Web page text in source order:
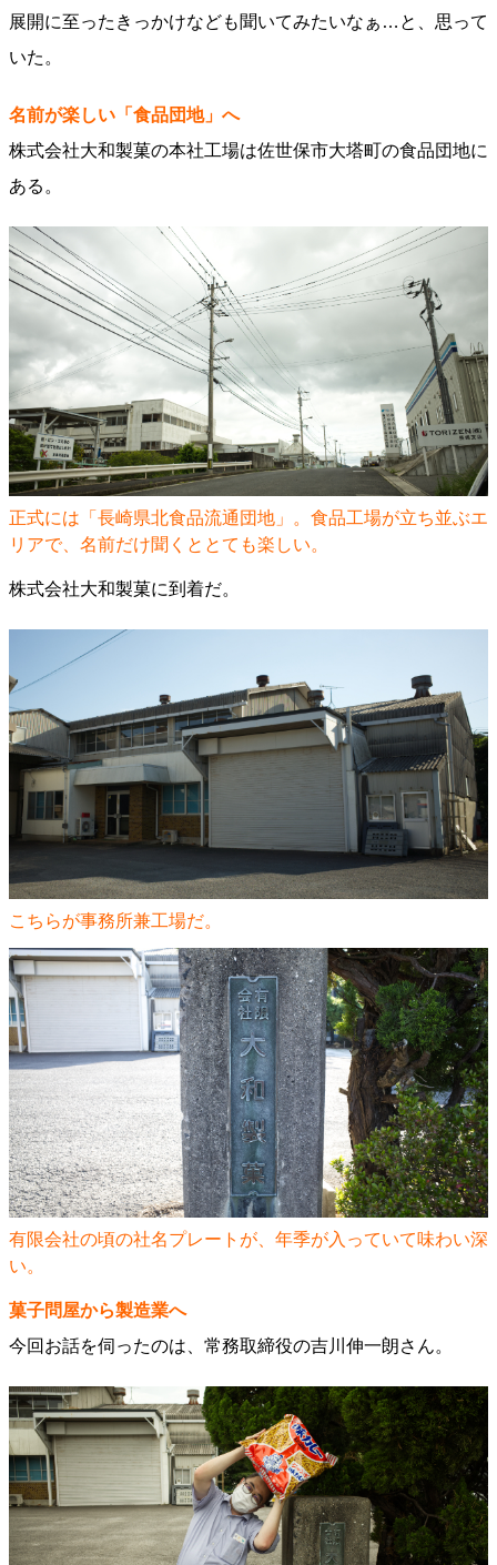
展開に至ったきっかけなども聞いてみたいなぁ…と、思って
いた。
名前が楽しい「食品団地」へ
株式会社大和製菓の本社工場は佐世保市大塔町の食品団地に
ある。
正式には「長崎県北食品流通団地」。食品工場が立ち並ぶエ
リアで、名前だけ聞くととても楽しい。
株式会社大和製菓に到着だ。
こちらが事務所兼工場だ。
有限会社の頃の社名プレートが、年季が入っていて味わい深
い。
菓子問屋から製造業へ
今回お話を伺ったのは、常務取締役の吉川伸一朗さん。